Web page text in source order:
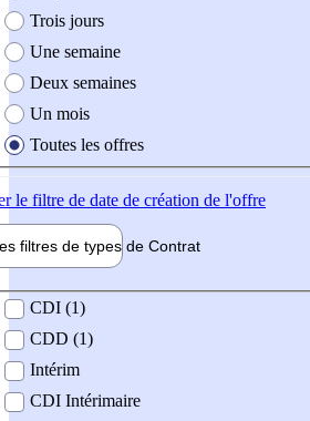
Trois jours
Une semaine
Deux semaines
Un mois
Toutes les offres
le filtre de date de création de l'offre
filtres de types de Contrat
contrat
CDI (1)
CDD (1)
Intérim
CDI Intérimaire